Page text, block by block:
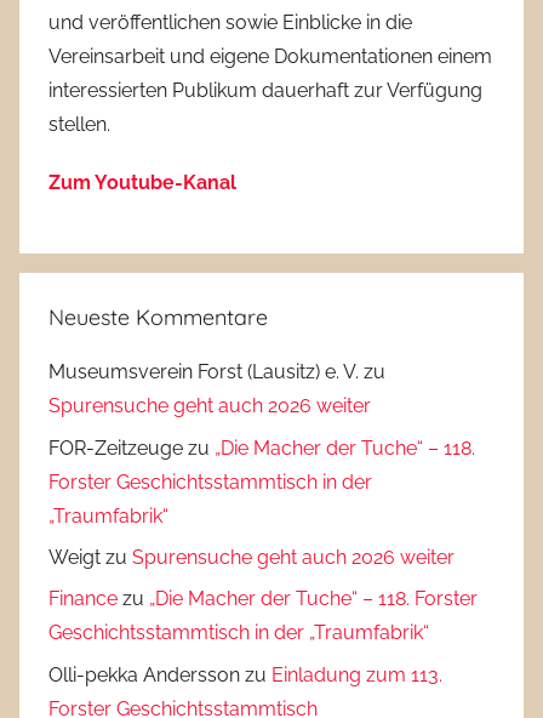
und veröffentlichen sowie Einblicke in die
Vereinsarbeit und eigene Dokumentationen einem
interessierten Publikum dauerhaft zur Verfügung
stellen.
Zum Youtube-Kanal
Neueste Kommentare
Museumsverein Forst (Lausitz) e. V. zu
Spurensuche geht auch 2026 weiter
FOR-Zeitzeuge zu „Die Macher der Tuche“ – 118.
Forster Geschichtsstammtisch in der
„Traumfabrik“
Weigt zu Spurensuche geht auch 2026 weiter
Finance zu „Die Macher der Tuche“ – 118. Forster
Geschichtsstammtisch in der „Traumfabrik“
Olli-pekka Andersson zu Einladung zum 113.
Forster Geschichtsstammtisch